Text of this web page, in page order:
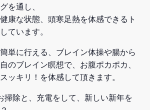
を通し、
康な状態、頭寒足熱を体感できるト
ています。
単に行える、ブレイン体操や腸から
のブレイン瞑想で、お腹ポカポカ、
ッキリ！を体感して頂きます。
掃除と、充電をして、新しい新年を